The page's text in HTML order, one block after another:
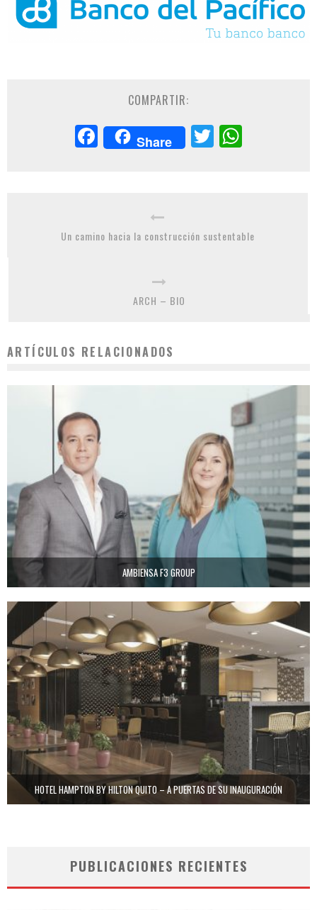
COMPARTIR:
Facebook
Share Twitter
Un camino hacia la construcción sustentable
ARCH – BIO
ARTÍCULOS RELACIONADOS
AMBIENSA F3 GROUP
HOTEL HAMPTON BY HILTON QUITO – A PUERTAS DE SU INAUGURACIÓN
PUBLICACIONES RECIENTES